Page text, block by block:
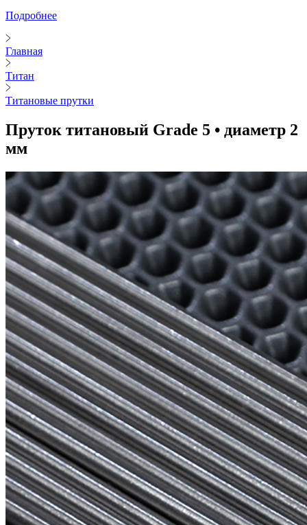
Подробнее
Главная
Титан
Титановые прутки
Пруток титановый Grade 5 • диаметр 2
мм